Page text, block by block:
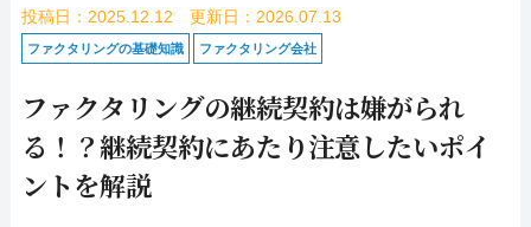
よくある質問 ファクタリング・資金調達コラム
企業情報 お問い合わせ
名古屋支店HP 福岡支店HP
投稿日：2025.12.12 更新日：2026.07.13
ファクタリングの基礎知識 ファクタリング会社
ファクタリングの継続契約は嫌がられ
る！？継続契約にあたり注意したいポイ
ントを解説